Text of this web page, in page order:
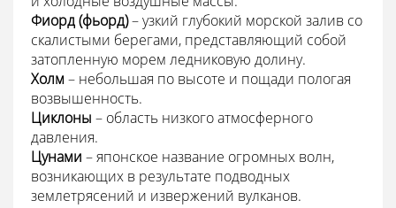
Фиорд(фьорд)– узкий глубокий морской залив со
скалистыми берегами, представляющий собой
затопленную морем ледниковую долину.
Холм – небольшая по высоте и пощади пологая
возвышенность.
Циклоны – область низкого атмосферного
давления.
Цунами – японское название огромных волн,
возникающих в результате подводных
землетрясений и извержений вулканов.